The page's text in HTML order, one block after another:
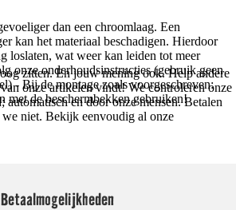
dan een chroomlaag. Een
kan het materiaal beschadigen. Hierdoor
loslaten, wat weer kan leiden tot meer
onze onderhoudsinstructies (gebruik geen
- Bij de montage zoals voorgeschreven:
met de beschermbekken gebruiken!
zitten. En jouw mening ook. Help andere
onze artikelen vindt! We controleren onze
automatisch en door onze mensen. Betalen
niet. Bekijk eenvoudig al onze
Betaalmogelijkheden